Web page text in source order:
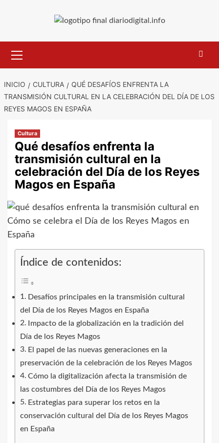
primario
INICIO CULTURA
QUÉ DESAFÍOS ENFRENTA LA
TRANSMISIÓN CULTURAL EN LA CELEBRACIÓN DEL DÍA DE LOS
REYES MAGOS EN ESPAÑA
Cultura
Qué desafíos enfrenta la
transmisión cultural en la
celebración del Día de los Reyes
Magos en España
Índice de contenidos:
Desafíos principales en la transmisión cultural
del Día de los Reyes Magos en España
Impacto de la globalización en la tradición del
Día de los Reyes Magos
El papel de las nuevas generaciones en la
preservación de la celebración de los Reyes Magos
Cómo la digitalización afecta la transmisión de
las costumbres del Día de los Reyes Magos
Estrategias para superar los retos en la
conservación cultural del Día de los Reyes Magos
en España